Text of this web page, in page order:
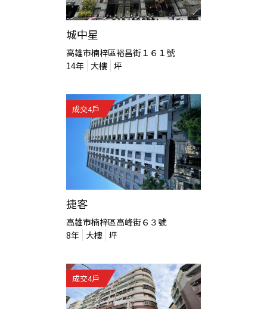
城中星
高雄市楠梓區裕昌街１６１號
14年 大樓 坪
成交4戶
捷客
高雄市楠梓區高峰街６３號
8年 大樓 坪
成交4戶